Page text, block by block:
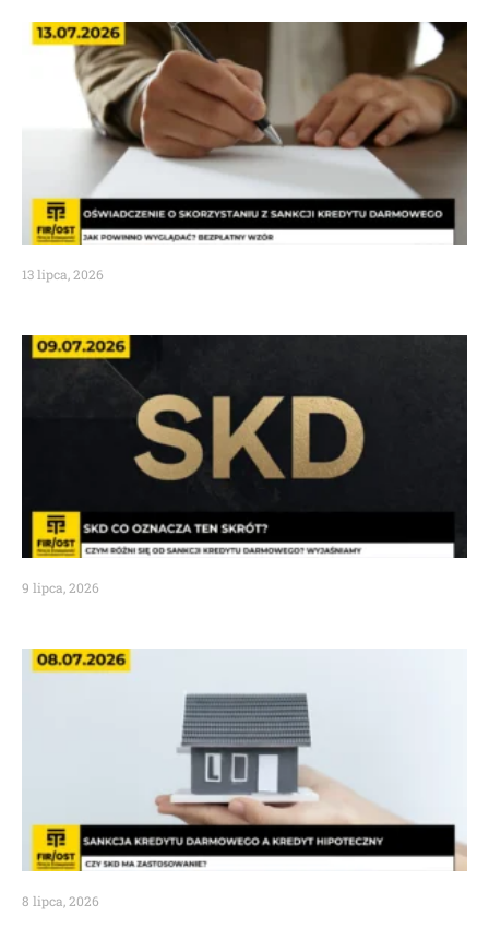
13 lipca, 2026
9 lipca, 2026
8 lipca, 2026